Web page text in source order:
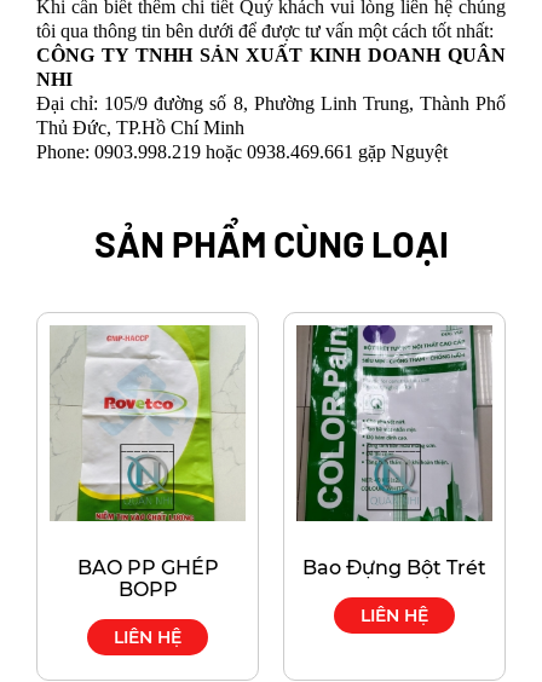
Khi cần biết thêm chi tiết Quý khách vui lòng liên hệ chúng
tôi qua thông tin bên dưới để được tư vấn một cách tốt nhất:
CÔNG TY TNHH SẢN XUẤT KINH DOANH QUÂN
NHI
Đại chỉ: 105/9 đường số 8, Phường Linh Trung, Thành Phố
Thủ Đức, TP.Hồ Chí Minh
Phone: 0903.998.219 hoặc 0938.469.661 gặp Nguyệt
SẢN PHẨM CÙNG LOẠI
BAO PP GHÉP
BOPP
LIÊN HỆ
Bao Đựng Bột Trét
LIÊN HỆ